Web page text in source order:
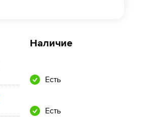
Наличие
Есть
Есть